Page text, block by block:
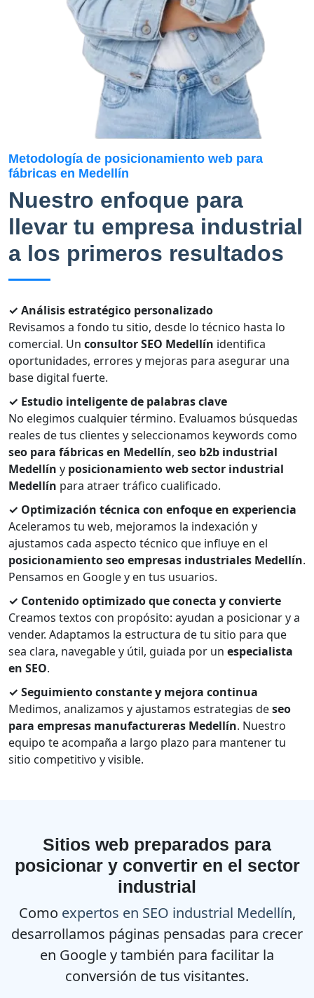
Metodología de posicionamiento web para
fábricas en Medellín
Nuestro enfoque para
llevar tu empresa industrial
a los primeros resultados
✓ Análisis estratégico personalizado
Revisamos a fondo tu sitio, desde lo técnico hasta lo
comercial. Un consultor SEO Medellín identifica
oportunidades, errores y mejoras para asegurar una
base digital fuerte.
✓ Estudio inteligente de palabras clave
No elegimos cualquier término. Evaluamos búsquedas
reales de tus clientes y seleccionamos keywords como
seo para fábricas en Medellín, seo b2b industrial
Medellín y posicionamiento web sector industrial
Medellín para atraer tráfico cualificado.
✓ Optimización técnica con enfoque en experiencia
Aceleramos tu web, mejoramos la indexación y
ajustamos cada aspecto técnico que influye en el
posicionamiento seo empresas industriales Medellín.
Pensamos en Google y en tus usuarios.
✓ Contenido optimizado que conecta y convierte
Creamos textos con propósito: ayudan a posicionar y a
vender. Adaptamos la estructura de tu sitio para que
sea clara, navegable y útil, guiada por un especialista
en SEO.
✓ Seguimiento constante y mejora continua
Medimos, analizamos y ajustamos estrategias deseo
para empresas manufactureras Medellín. Nuestro
equipo te acompaña a largo plazo para mantener tu
sitio competitivo y visible.
Sitios web preparados para
posicionar y convertir en el sector
industrial
Como expertos en SEO industrial Medellín,
desarrollamos páginas pensadas para crecer
en Google y también para facilitar la
conversión de tus visitantes.